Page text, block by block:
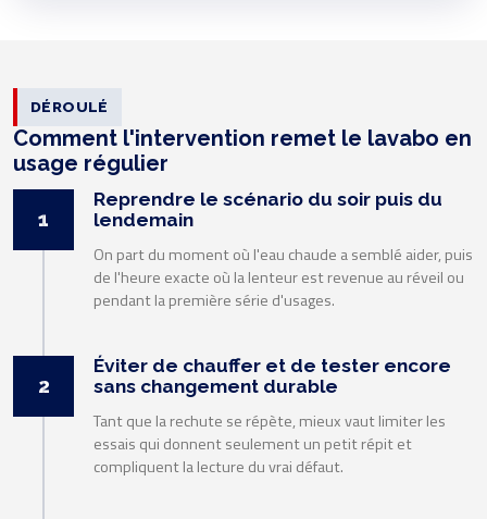
DÉROULÉ
Comment l'intervention remet le lavabo en
usage régulier
1
Reprendre le scénario du soir puis du
lendemain
On part du moment où l'eau chaude a semblé aider, puis
de l'heure exacte où la lenteur est revenue au réveil ou
pendant la première série d'usages.
2
Éviter de chauffer et de tester encore
sans changement durable
Tant que la rechute se répète, mieux vaut limiter les
essais qui donnent seulement un petit répit et
compliquent la lecture du vrai défaut.